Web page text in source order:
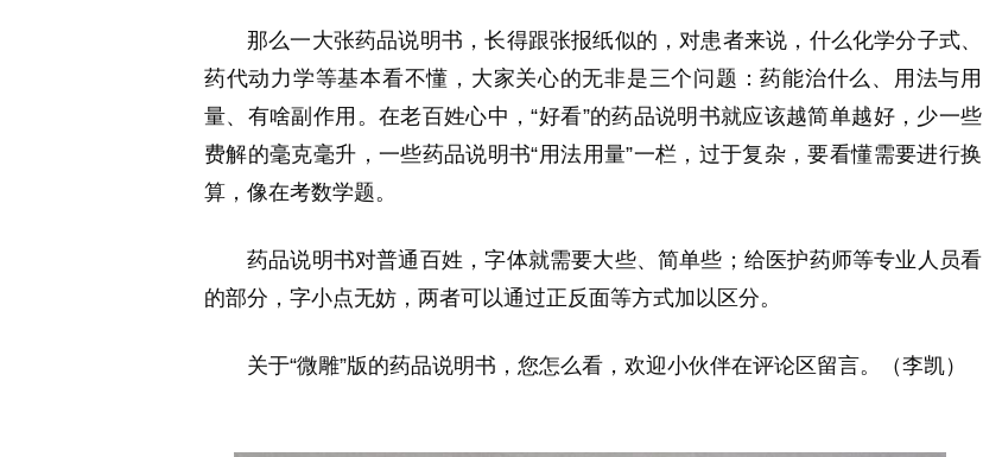
那么一大张药品说明书，长得跟张报纸似的，对患者来说，什么化学分子式、
药代动力学等基本看不懂，大家关心的无非是三个问题：药能治什么、用法与用
量、有啥副作用。在老百姓心中，“好看”的药品说明书就应该越简单越好，少一些
费解的毫克毫升，一些药品说明书“用法用量”一栏，过于复杂，要看懂需要进行换
算，像在考数学题。
药品说明书对普通百姓，字体就需要大些、简单些；给医护药师等专业人员看
的部分，字小点无妨，两者可以通过正反面等方式加以区分。
关于“微雕”版的药品说明书，您怎么看，欢迎小伙伴在评论区留言。（李凯）